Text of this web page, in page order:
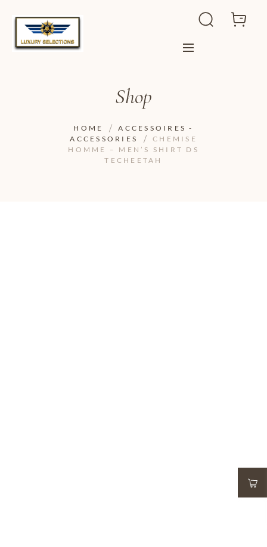
Shop
HOME
ACCESSOIRES -
ACCESSORIES
CHEMISE
HOMME – MEN’S SHIRT DS
TECHEETAH